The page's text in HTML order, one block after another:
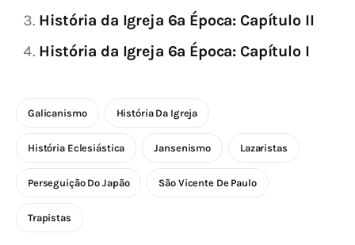
História da Igreja 6ª Época: Capítulo II
História da Igreja 6ª Época: Capítulo I
Galicanismo História Da Igreja
História Eclesiástica Jansenismo Lazaristas
Perseguição Do Japão São Vicente De Paulo
Trapistas